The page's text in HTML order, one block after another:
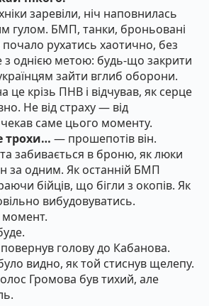
заревіли, ніч наповнилась
гулом. БМП, танки, броньовані
рухатись хаотично, без
з однією метою: будь-що закрити
зайти вглиб оборони.
це крізь ПНВ і відчував, як серце
Не від страху — від
чекав саме цього моменту.
трохи… — прошепотів він.
забивається в броню, як люки
за одним. Як останній БМП
бійців, що бігли з окопів. Як
вибудовуватись.
момент.
голову до Кабанова.
видно, як той стиснув щелепу.
Громова був тихий, але